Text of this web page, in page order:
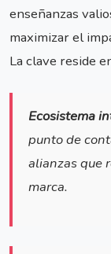
enseñanzas
maximizar el
La clave reside
Ecosistema
punto de
alianzas que
marca.